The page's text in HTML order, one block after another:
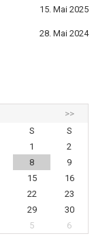
15. Mai 2025
28. Mai 2024
>>
S
S
1
2
8
9
15
16
22
23
29
30
5
6